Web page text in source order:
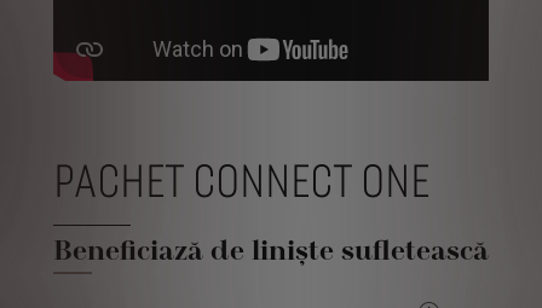
PACHET CONNECT ONE
Beneficiază de liniște sufletească